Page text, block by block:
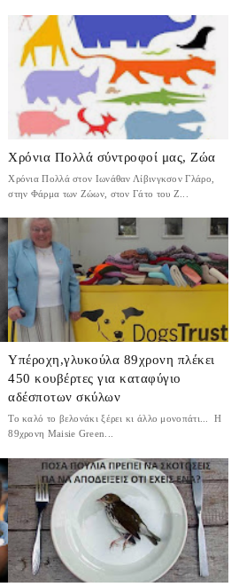
Χρόνια Πολλά σύντροφοί μας, Ζώα
Χρόνια Πολλά στον Ιωνάθαν Λίβινγκσον Γλάρο,
στην Φάρμα των Ζώων, στον Γάτο του Ζ...
Υπέροχη,γλυκούλα 89χρονη πλέκει
450 κουβέρτες για καταφύγιο
αδέσποτων σκύλων
Το καλό το βελονάκι ξέρει κι άλλο μονοπάτι... Η
89χρονη Μaisie Green...